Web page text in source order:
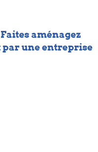
aménagez
par une entreprise